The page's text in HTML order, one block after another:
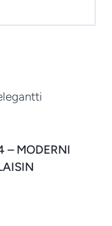
– MODERNI